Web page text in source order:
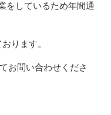
をしているため年間通
ります。
お問い合わせくださ